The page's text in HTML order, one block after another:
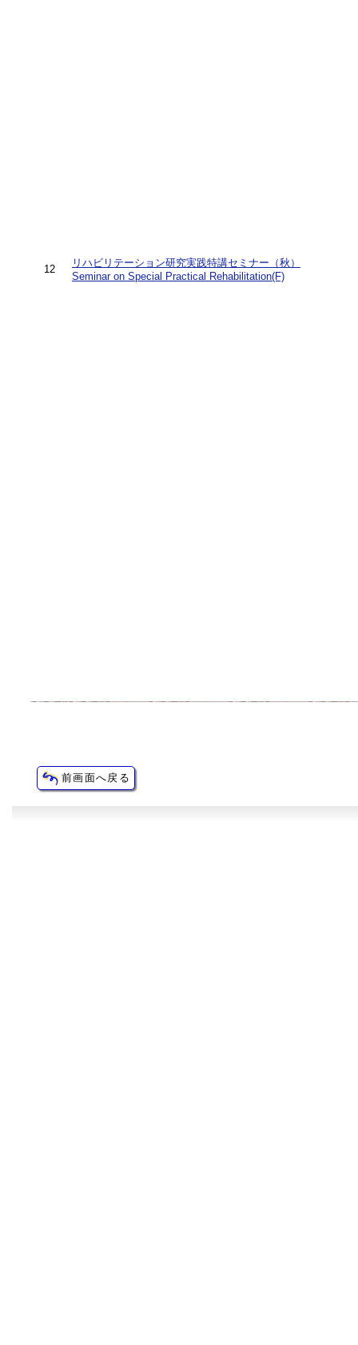
12
リハビリテーション研究実践特講セミナー（秋）
Seminar on Special Practical Rehabilitation(F)